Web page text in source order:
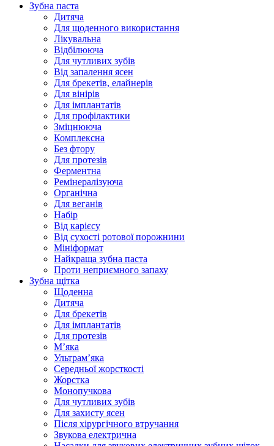
Зубна паста
Дитяча
Для щоденного використання
Лікувальна
Відбілююча
Для чутливих зубів
Від запалення ясен
Для брекетів, елайнерів
Для вінірів
Для імплантатів
Для профілактики
Зміцнююча
Комплексна
Без фтору
Для протезів
Ферментна
Ремінералізуюча
Органічна
Для веганів
Набір
Від карієсу
Від сухості ротової порожнини
Мініформат
Найкраща зубна паста
Проти неприємного запаху
Зубна щітка
Щоденна
Дитяча
Для брекетів
Для імплантатів
Для протезів
Мʼяка
Ультрамʼяка
Середньої жорсткості
Жорстка
Монопучкова
Для чутливих зубів
Для захисту ясен
Після хірургічного втручання
Звукова електрична